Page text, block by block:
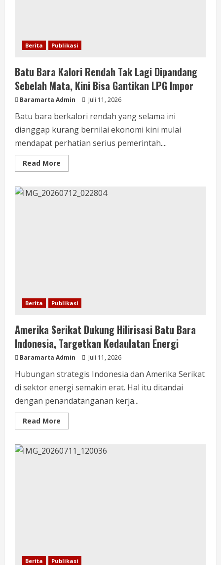
Berita Publikasi
Batu Bara Kalori Rendah Tak Lagi Dipandang
Sebelah Mata, Kini Bisa Gantikan LPG Impor
Baramarta Admin Juli 11, 2026
Batu bara berkalori rendah yang selama ini
dianggap kurang bernilai ekonomi kini mulai
mendapat perhatian serius pemerintah....
Read More
Berita Publikasi
Amerika Serikat Dukung Hilirisasi Batu Bara
Indonesia, Targetkan Kedaulatan Energi
Baramarta Admin Juli 11, 2026
Hubungan strategis Indonesia dan Amerika Serikat
di sektor energi semakin erat. Hal itu ditandai
dengan penandatanganan kerja...
Read More
Berita Publikasi